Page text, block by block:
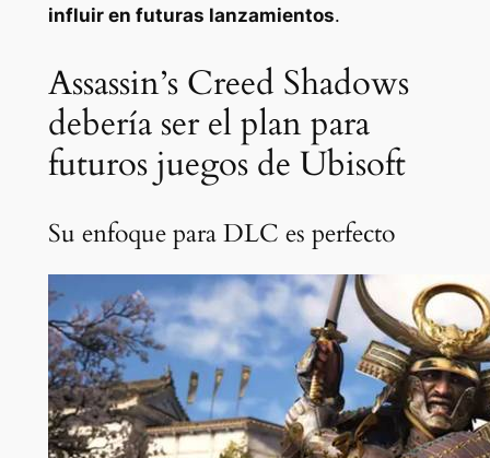
influir en futuras lanzamientos.
Assassin’s Creed Shadows
debería ser el plan para
futuros juegos de Ubisoft
Su enfoque para DLC es perfecto